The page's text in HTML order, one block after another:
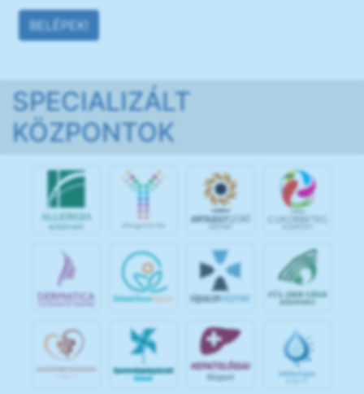
BELÉPEK!
SPECIALIZÁLT
KÖZPONTOK